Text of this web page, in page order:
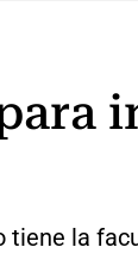
tiene la